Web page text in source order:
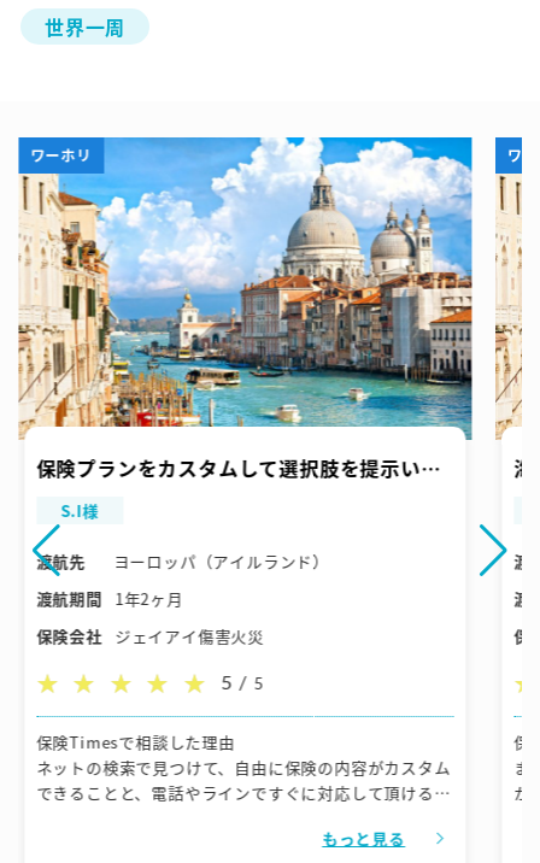
世界一周
ワーホリ
保険プランをカスタムして選択肢を提示いた
だけて助かりました。
S.I様
渡航先
ヨーロッパ（アイルランド）
渡航期間
1年2ヶ月
保険会社 ジェイアイ傷害火災
5 / 5
保険Timesで相談した理由
ネットの検索で見つけて、自由に保険の内容がカスタム
できることと、電話やラインですぐに対応して頂けると
他の保険会社さんでは1年を超える場合は契約できなか
もっと見る
ワ
海
渡
渡
保
保
ま
か